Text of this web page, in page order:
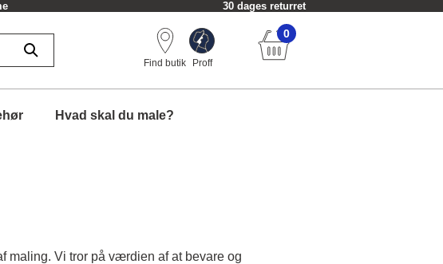
30 dages returret
Find butik Proff
0
Hvad skal du male?
maling. Vi tror på værdien af at bevare og